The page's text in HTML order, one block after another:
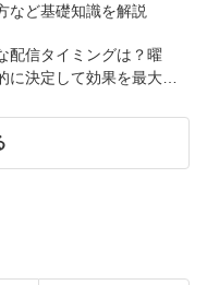
など基礎知識を解説
配信タイミングは？曜
に決定して効果を最大化